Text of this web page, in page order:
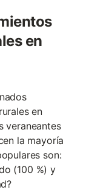
en
en
veraneantes
la mayoría
son:
(100 %) y